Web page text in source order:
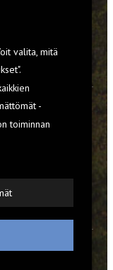
valita, mitä
-
toiminnan